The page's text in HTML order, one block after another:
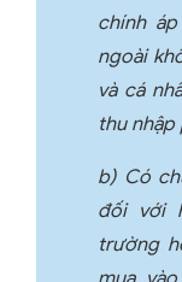
chính
ngoài
và cá
thu nhập
b) Có
đối với
trường